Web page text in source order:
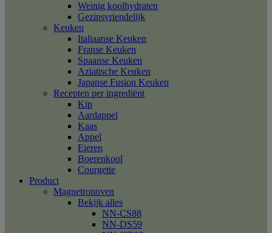
Weinig koolhydraten
Gezinsvriendelijk
Keuken
Italiaanse Keuken
Franse Keuken
Spaanse Keuken
Aziatische Keuken
Japanse Fusion Keuken
Recepten per ingrediënt
Kip
Aardappel
Kaas
Appel
Eieren
Boerenkool
Courgette
Product
Magnetronoven
Bekijk alles
NN-CS88
NN-DS59